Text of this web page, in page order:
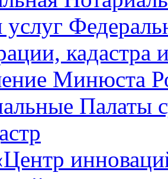
услуг
кадастра
Минюста
Палаты